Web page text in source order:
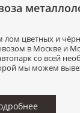
цветных и
в Москве и
со всей
мы можем